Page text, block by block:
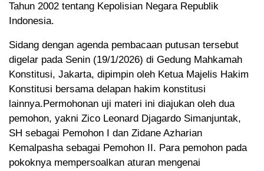
Tahun 2002 tentang Kepolisian Negara Republik
Indonesia.
Sidang dengan agenda pembacaan putusan tersebut
digelar pada Senin (19/1/2026) di Gedung Mahkamah
Konstitusi, Jakarta, dipimpin oleh Ketua Majelis Hakim
Konstitusi bersama delapan hakim konstitusi
lainnya.Permohonan uji materi ini diajukan oleh dua
pemohon, yakni Zico Leonard Djagardo Simanjuntak,
SH sebagai Pemohon I dan Zidane Azharian
Kemalpasha sebagai Pemohon II. Para pemohon pada
pokoknya mempersoalkan aturan mengenai